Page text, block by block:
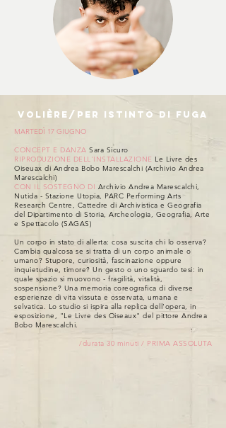
VOLIÈRE/PER ISTINTO DI FUGA
MARTEDÌ 17 GIUGNO
CONCEPT E DANZA Sara Sicuro
RIPRODUZIONE DELL'INSTALLAZIONE Le Livre des
Oiseuax di Andrea Bobo Marescalchi (Archivio Andrea
Marescalchi)
CON IL SOSTEGNO DI Archivio Andrea Marescalchi,
Nutida - Stazione Utopia, PARC Performing Arts
Research Centre, Cattedre di Archivistica e Geografia
del Dipartimento di Storia, Archeologia, Geografia, Arte
e Spettacolo (SAGAS)
Un corpo in stato di allerta: cosa suscita chi lo osserva?
Cambia qualcosa se si tratta di un corpo animale o
umano? Stupore, curiosità, fascinazione oppure
inquietudine, timore? Un gesto o uno sguardo tesi: in
quale spazio si muovono - fragilità, vitalità,
sospensione? Una memoria coreografica di diverse
esperienze di vita vissuta e osservata, umana e
selvatica. Lo studio si ispira alla replica dell'opera, in
esposizione, "Le Livre des Oiseaux" del pittore Andrea
Bobo Marescalchi.
/durata 30 minuti / PRIMA ASSOLUTA​​